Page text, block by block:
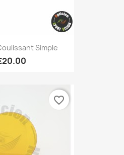
Simple
favorite_border